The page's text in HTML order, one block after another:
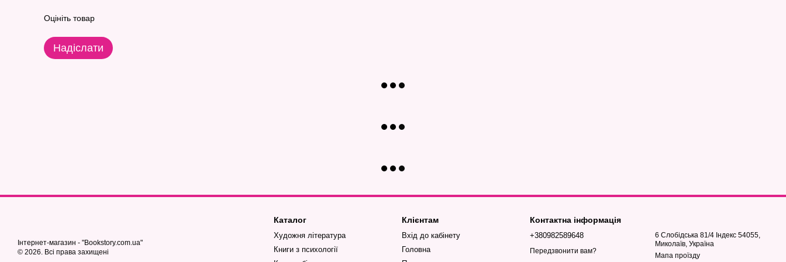
Оцініть товар
Надіслати
Інтернет-магазин - "Bookstory.com.ua"
© 2026. Всі права захищені
Каталог
Художня література
Книги з психології
Клієнтам
Вхід до кабінету
Головна
Контактна інформація
+380982589648
Передзвонити вам?
6 Слобідська 81/4 Індекс 54055,
Миколаїв, Україна
Мапа проїзду